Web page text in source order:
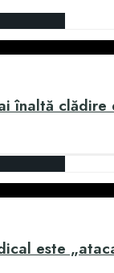
înaltă clădire
este